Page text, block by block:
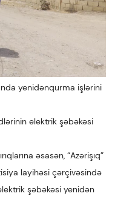
yenidənqurma işlərini
elektrik şəbəkəsi
əsasən, “Azərişıq”
layihəsi çərçivəsində
şəbəkəsi yenidən